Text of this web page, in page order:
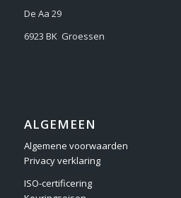
De Aa 29
6923 BK Groessen
ALGEMEEN
Algemene voorwaarden
Privacy verklaring
ISO-certificering